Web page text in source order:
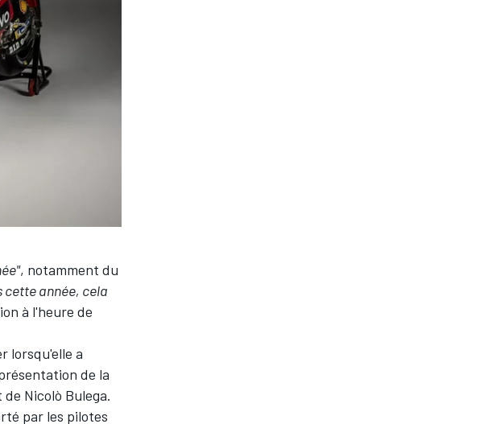
, notamment du
cette année, cela
à l'heure de
lorsqu'elle a
de la
Nicolò Bulega.
par les pilotes